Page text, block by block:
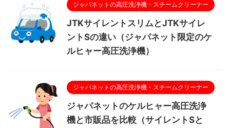
ジャパネットの高圧洗浄機・スチームクリーナー
JTKサイレントスリムとJTKサイレ
ントSの違い（ジャパネット限定のケ
ルヒャー高圧洗浄機）
ジャパネットの高圧洗浄機・スチームクリーナー
ジャパネットのケルヒャー高圧洗浄
機と市販品を比較（サイレントSと